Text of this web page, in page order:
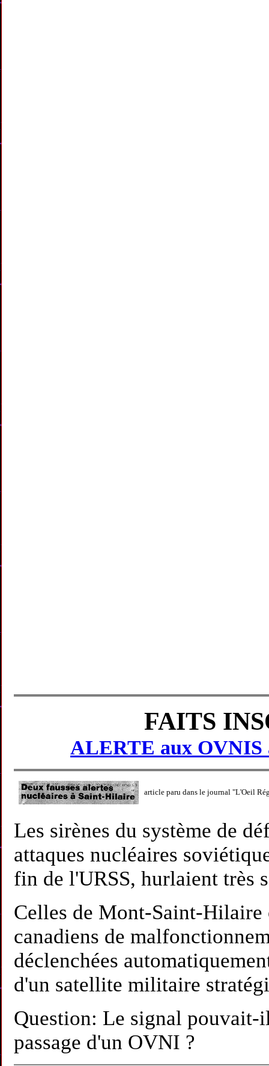
FAITS
ALERTE aux OVNIS
article paru dans le journal "L'Oeil
Les sirènes du système de
attaques nucléaires
fin de l'URSS, hurlaient très
Celles de Mont-Saint-Hilaire
canadiens de
déclenchées
d'un satellite militaire
Question: Le signal pouvait-
passage d'un OVNI ?